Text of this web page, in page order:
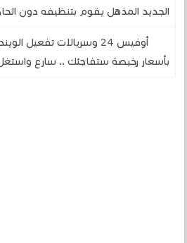
الجديد المذهل يقوم بتنظيفه دون
بأسعار رخيصة ستفاجئك .. سارع